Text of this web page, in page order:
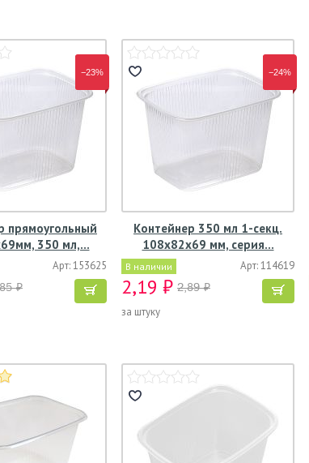
−23%
прямоугольный
350 мл,…
Арт: 153625
₽
−24%
Контейнер 350 мл 1-секц.
108х82х69 мм, серия…
В наличии Арт: 114619
2,19 ₽ 2,89 ₽
за штуку